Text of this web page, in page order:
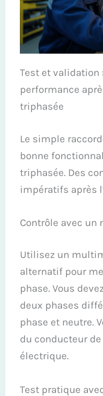
Test et validation
performance
triphasée
Le simple
bonne
triphasée. Des
impératifs après
Contrôle avec un
Utilisez un
alternatif pour
phase. Vous
deux phases
phase et neutre.
du conducteur
électrique.
Test pratique